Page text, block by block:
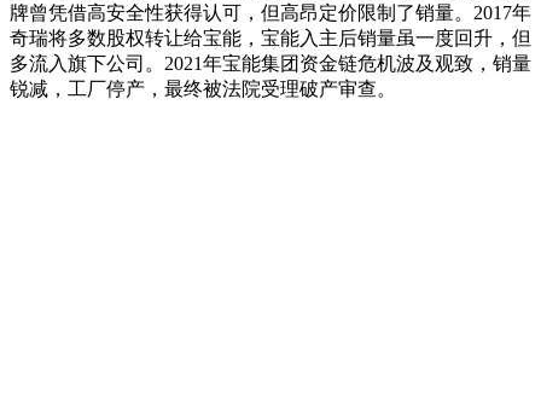
牌曾凭借高安全性获得认可，但高昂定价限制了销量。2017年
奇瑞将多数股权转让给宝能，宝能入主后销量虽一度回升，但
多流入旗下公司。2021年宝能集团资金链危机波及观致，销量
锐减，工厂停产，最终被法院受理破产审查。